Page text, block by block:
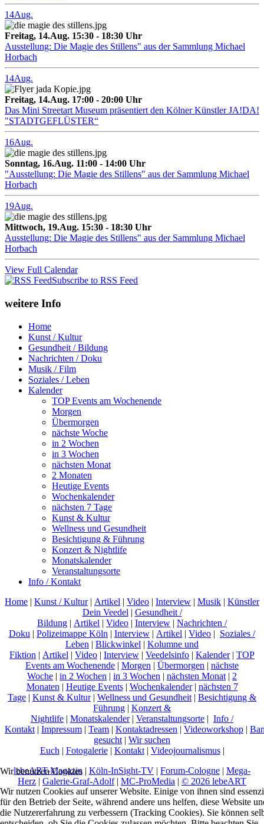
14Aug.
Freitag, 14.Aug. 15:30 - 18:30 Uhr
Ausstellung: Die Magie des Stillens" aus der Sammlung Michael
Horbach
14Aug.
Freitag, 14.Aug. 17:00 - 20:00 Uhr
Das Mini Streetart Museum präsentiert den Kölner Künstler JA!DA!
"STADTGEFLÜSTER“
16Aug.
Sonntag, 16.Aug. 11:00 - 14:00 Uhr
"Ausstellung: Die Magie des Stillens" aus der Sammlung Michael
Horbach
19Aug.
Mittwoch, 19.Aug. 15:30 - 18:30 Uhr
Ausstellung: Die Magie des Stillens" aus der Sammlung Michael
Horbach
View Full Calendar
Subscribe to RSS Feed
weitere Info
Home
Kunst / Kultur
Gesundheit / Bildung
Nachrichten / Doku
Musik / Film
Soziales / Leben
Kalender
TOP Events am Wochenende
Morgen
Übermorgen
nächste Woche
in 2 Wochen
in 3 Wochen
nächsten Monat
2 Monaten
Heutige Events
Wochenkalender
nächsten 7 Tage
Kunst & Kultur
Wellness und Gesundheit
Besichtigung & Führung
Konzert & Nightlife
Monatskalender
Veranstaltungsorte
Info / Kontakt
Home | Kunst / Kultur| Artikel | Video | Interview | Musik | Künstler
Dein Veedel | Gesundheit /
Bildung | Artikel | Video | Interview | Nachrichten /
Doku | Polizeimappe Köln | Interview | Artikel | Video | Soziales /
Leben | Blickwinkel | Kolumne und
Fiktion | Artikel | Video | Interview | Veedelsinfo | Kalender| TOP
Events am Wochenende | Morgen | Übermorgen | nächste
Woche | in 2 Wochen | in 3 Wochen | nächsten Monat | 2
Monaten | Heutige Events| Wochenkalender| nächsten 7
Tage | Kunst & Kultur| Wellness und Gesundheit | Besichtigung &
Führung | Konzert &
Nightlife | Monatskalender| Veranstaltungsorte | Info /
Kontakt | Impressum | Team | Kontaktadressen | Videoworkshop |
gesucht | Wir suchen
Euch | Fotogalerie| Kontakt| Videojournalismus|
lebeART-Magazin | Köln-InSight-TV | Forum-Cologne | Mega-
Herz | Galerie-Graf-Adolf| MC-ProMedia | © 2026 lebeART
Wir benutzen Cookies
Wir nutzen Cookies auf unserer Website. Einige von ihnen sind
für den Betrieb der Seite, während andere uns helfen, diese Website
die Nutzererfahrung zu verbessern (Tracking Cookies). Sie können